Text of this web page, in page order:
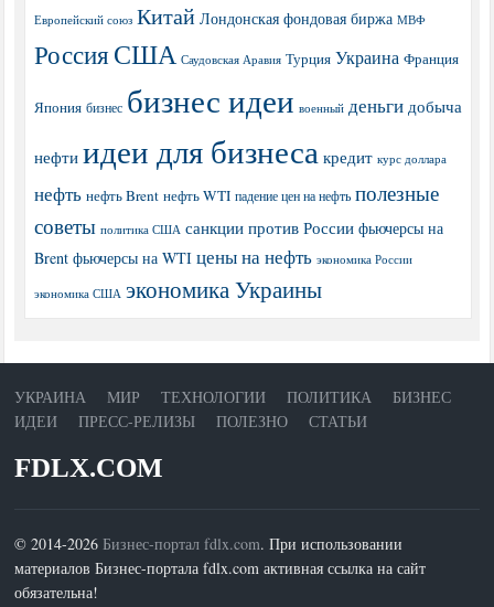
Европейский союз Китай Лондонская фондовая биржа МВФ
РоссияСША Саудовская Аравия Турция Украина Франция
Япония бизнес бизнес идеи военный деньги добыча
нефти идеи для бизнеса кредит курс доллара
нефть нефть Brent нефть WTI падение цен на нефть полезные
советы политика США санкции против России фьючерсы на
Brent фьючерсы на WTI цены на нефть экономика России
экономика США экономика Украины
УКРАИНА МИР ТЕХНОЛОГИИ ПОЛИТИКА
БИЗНЕС
ИДЕИ
ПРЕСС-РЕЛИЗЫ ПОЛЕЗНО СТАТЬИ
FDLX.COM
© 2014-2026 Бизнес-портал fdlx.com. При использовании
материалов Бизнес-портала fdlx.com активная ссылка на сайт
обязательна!